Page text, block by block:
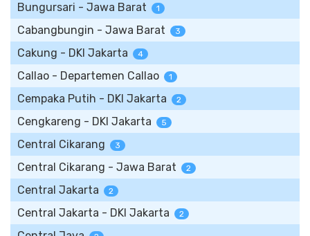
Bungursari - Jawa Barat 1
Cabangbungin - Jawa Barat 3
Cakung - DKI Jakarta 4
Callao - Departemen Callao 1
Cempaka Putih - DKI Jakarta 2
Cengkareng - DKI Jakarta 5
Central Cikarang 3
Central Cikarang - Jawa Barat 2
Central Jakarta 2
Central Jakarta - DKI Jakarta 2